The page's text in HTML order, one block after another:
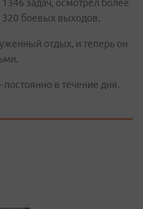
задач, осмотрел более
боевых выходов.
отдых, и теперь он
в течение дня.